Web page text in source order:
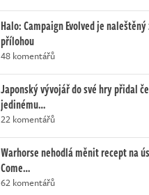
Halo: Campaign Evolved je
přílohou
48 komentářů
Japonský vývojář do své hry přidal
jedinému…
22 komentářů
Warhorse nehodlá měnit recept na
Come…
62 komentářů